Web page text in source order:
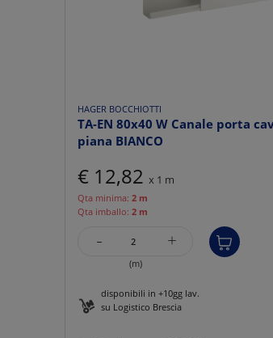
HAGER BOCCHIOTTI
TA-EN 80x40 W Canale porta
piana BIANCO
€ 12,82 x 1 m
Qta minima: 2 m
Qta imballo: 2 m
- +
(m)
disponibili in +10gg lav.
su Logistico Brescia